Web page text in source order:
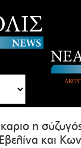
η
και